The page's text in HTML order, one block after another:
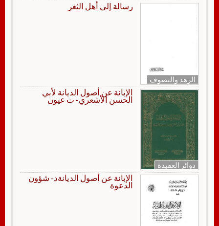
الزهد والتصوف
رسالة إلى أهل الثغر
دوائر العقيدة
الإبانة عن أصول الديانة لأبي
الحسن الأشعري- ت عيون
الإبانة عن أصول الديانةد- شؤون
الدعوة